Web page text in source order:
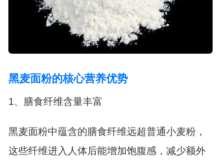
黑麦面粉的核心营养优势
1、膳食纤维含量丰富
黑麦面粉中蕴含的膳食纤维远超普通小麦粉，
这些纤维进入人体后能增加饱腹感，减少额外